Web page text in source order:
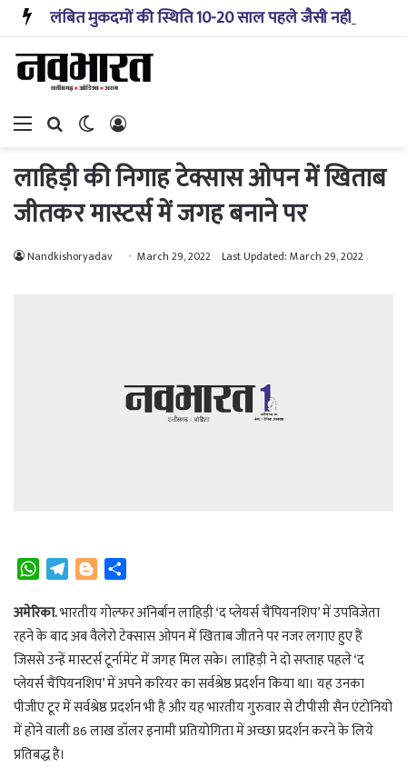
Menu Search forSwitch skin
लाहिड़ी की निगाह टेक्सास ओपन में खिताब
जीतकर मास्टर्स में जगह बनाने पर
Nandkishoryadav March 29, 2022 Last Updated: March 29, 2022
W
a
t
s
A
p
p
T
l
e
g
r
a
m
B
o
g
g
e
r
a
r
e
अमेरिका.भारतीय गोल्फर अनिर्बान लाहिड़ी ‘द प्लेयर्स चैंपियनशिप’ में उपविजेता
रहने के बाद अब वैलेरो टेक्सास ओपन में खिताब जीतने पर नजर लगाए हुए हैं
जिससे उन्हें मास्टर्स टूर्नामेंट में जगह मिल सके। लाहिड़ी ने दो सप्ताह पहले ‘द
प्लेयर्स चैंपियनशिप’ में अपने करियर का सर्वश्रेष्ठ प्रदर्शन किया था। यह उनका
पीजीए टूर में सर्वश्रेष्ठ प्रदर्शन भी है और यह भारतीय गुरुवार से टीपीसी सैन एंटोनियो
में होने वाली 86 लाख डॉलर इनामी प्रतियोगिता में अच्छा प्रदर्शन करने के लिये
प्रतिबद्ध है।